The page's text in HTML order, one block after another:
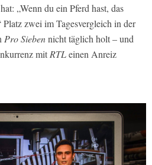
„Wenn du ein Pferd hast, das
Platz zwei im Tagesvergleich in der
Pro Siebennicht täglich holt – und
mitRTLeinen Anreiz